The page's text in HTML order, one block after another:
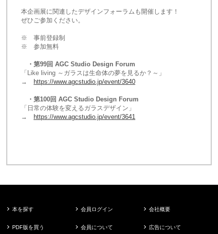
本企画展に関連したデザインフォーラムも開催します！
ぜひご参加ください。
※　事前登録制
※　参加無料
・第99回 AGC Studio Design Forum
「Like living ～ガラスは生命体の夢を見るか？～」
→
https://www.agcstudio.jp/event/3640
・第100回 AGC Studio Design Forum
「日常の体験を変えるガラスデザイン」
→
https://www.agcstudio.jp/event/3641
本を探す
PDF版を買う
会員ログイン
会員について
会社概要
広告について